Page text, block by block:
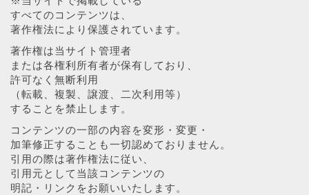
すべてのコンテンツは、
著作権法により保護されています。
著作権は当サイト管理者
または各権利所有者が保有しており、
許可なく無断利用
（転載、複製、譲渡、二次利用等）
することを禁止します。
コンテンツの一部の内容を変形・変更・
加筆修正することも一切認めておりません。
引用の際は著作権法に従い、
引用元として当該コンテンツの
明記・リンクをお願いいたします。